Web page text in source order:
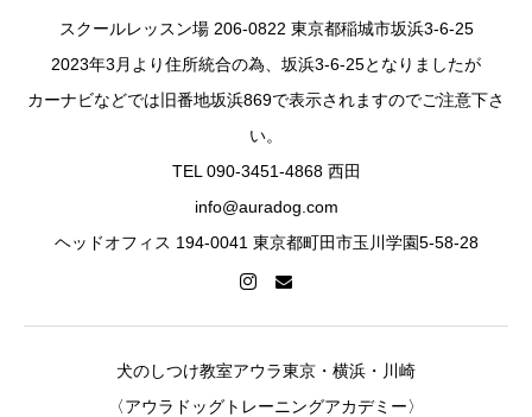
スクールレッスン場 206-0822 東京都稲城市坂浜3-6-25
2023年3月より住所統合の為、坂浜3-6-25となりましたが
カーナビなどでは旧番地坂浜869で表示されますのでご注意下さ
い。
TEL 090-3451-4868 西田
info@auradog.com
ヘッドオフィス 194-0041 東京都町田市玉川学園5-58-28
犬のしつけ教室アウラ東京・横浜・川崎
〈アウラドッグトレーニングアカデミー〉